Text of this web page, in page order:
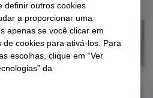
COMPRA
definir outros cookies
a proporcionar uma
apenas se você clicar em
de cookies para ativá-los. Para
escolhas, clique em “Ver
da